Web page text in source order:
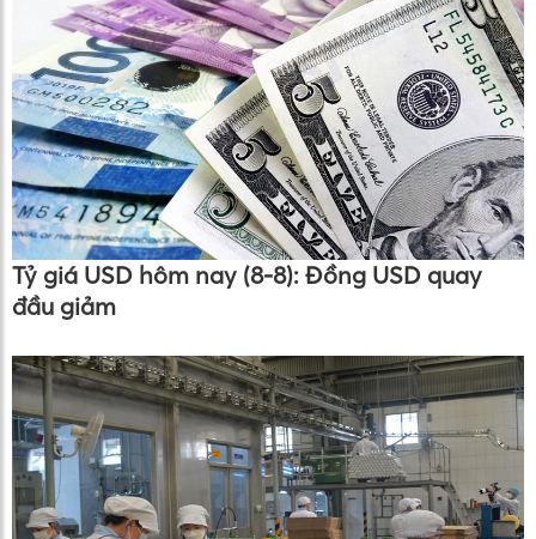
Tỷ giá USD hôm nay (8-8): Đồng USD quay
đầu giảm